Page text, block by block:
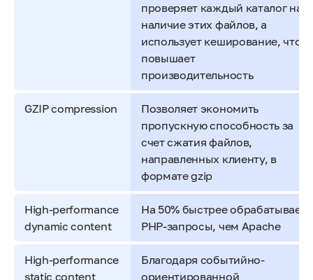
проверяет каждый каталог на
наличие этих файлов, а
использует кеширование, что
повышает
производительность
GZIP compression
Позволяет экономить
пропускную способность за
счет сжатия файлов,
направленных клиенту, в
формате gzip
High-performance
dynamic content
На 50% быстрее обрабатывает
PHP-запросы, чем Apache
High-performance
static content
Благодаря событийно-
ориентированной